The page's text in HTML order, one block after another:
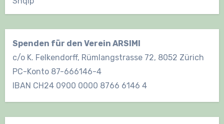
Spenden für den Verein ARSIMI
c/o K. Felkendorff, Rümlangstrasse 72, 8052 Zürich
PC-Konto 87-666146-4
IBAN CH24 0900 0000 8766 6146 4